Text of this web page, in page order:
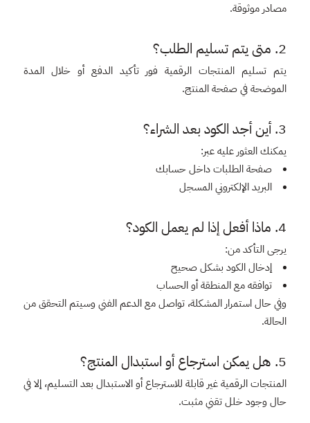
مصادر موثوقة.
2. متى يتم تسليم الطلب؟
يتم تسليم المنتجات الرقمية فور تأكيد الدفع أو خلال المدة
الموضحة في صفحة المنتج.
3. أين أجد الكود بعد الشراء؟
يمكنك العثور عليه عبر:
صفحة الطلبات داخل حسابك
البريد الإلكتروني المسجل
4. ماذا أفعل إذا لم يعمل الكود؟
يرجى التأكد من:
إدخال الكود بشكل صحيح
توافقه مع المنطقة أو الحساب
وفي حال استمرار المشكلة، تواصل مع الدعم الفني وسيتم التحقق من
الحالة.
5. هل يمكن استرجاع أو استبدال المنتج؟
المنتجات الرقمية غير قابلة للاسترجاع أو الاستبدال بعد التسليم، إلا في
حال وجود خلل تقني مثبت.